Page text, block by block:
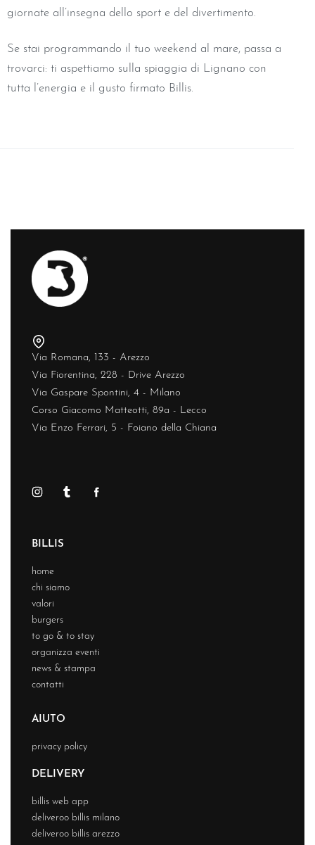
giornate all’insegna dello sport e del divertimento.
Se stai programmando il tuo weekend al mare, passa a
trovarci: ti aspettiamo sulla spiaggia di Lignano con
tutta l’energia e il gusto firmato Billis.
Via Romana, 133 - Arezzo
Via Fiorentina, 228 - Drive Arezzo
Via Gaspare Spontini, 4 - Milano
Corso Giacomo Matteotti, 89a - Lecco
Via Enzo Ferrari, 5 - Foiano della Chiana
BILLIS
home
chi siamo
valori
burgers
to go & to stay
organizza eventi
news & stampa
contatti
AIUTO
privacy policy
DELIVERY
billis web app
deliveroo billis milano
deliveroo billis arezzo